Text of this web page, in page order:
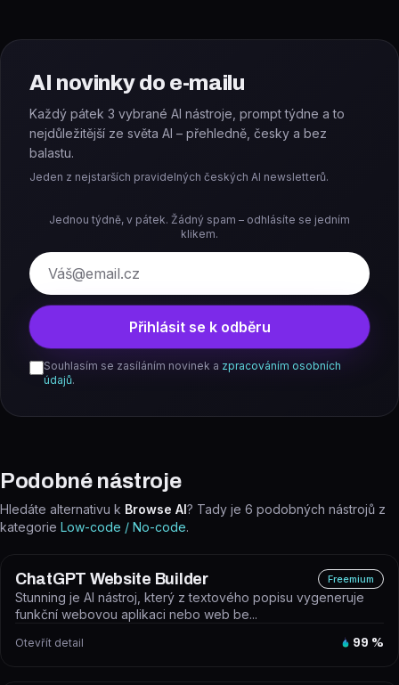
AI novinky do e-mailu
Každý pátek 3 vybrané AI nástroje, prompt týdne a to
nejdůležitější ze světa AI – přehledně, česky a bez
balastu.
Jeden z nejstarších pravidelných českých AI newsletterů.
Jednou týdně, v pátek. Žádný spam – odhlásíte se jedním
klikem.
E-mail
Přihlásit se k odběru
Souhlasím se zasíláním novinek a zpracováním osobních
údajů.
Podobné nástroje
Hledáte alternativu k Browse AI? Tady je 6 podobných nástrojů z
kategorie Low-code / No-code.
ChatGPT Website Builder Freemium
Stunning je AI nástroj, který z textového popisu vygeneruje
funkční webovou aplikaci nebo web be...
Otevřít detail 99 %